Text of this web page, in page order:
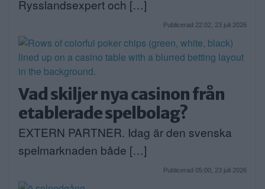
Rysslandsexpert och […]
Publicerad 22:02, 23 juli 2026
Vad skiljer nya casinon från
etablerade spelbolag?
EXTERN PARTNER. Idag är den svenska
spelmarknaden både […]
Publicerad 05:00, 23 juli 2026